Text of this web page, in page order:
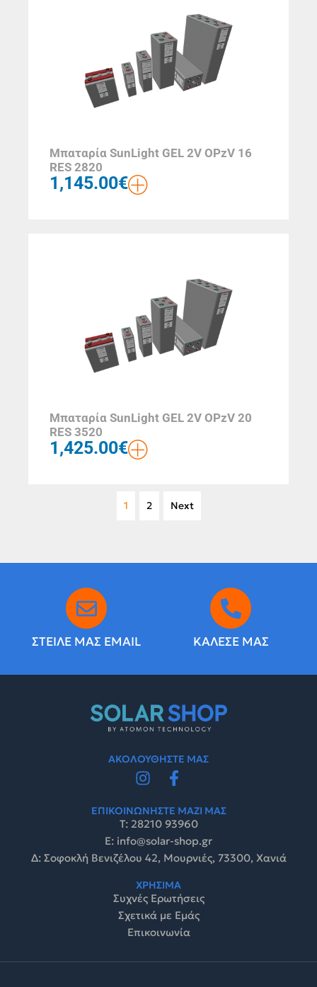
Μπαταρία SunLight GEL 2V OPzV 16
RES 2820
1,145.00€
Μπαταρία SunLight GEL 2V OPzV 20
RES 3520
1,425.00€
1 2 Next
ΣΤΕΙΛΕ ΜΑΣ EMAIL ΚΑΛΕΣΕ ΜΑΣ
ΑΚΟΛΟΥΘΗΣΤΕ ΜΑΣ
ΕΠΙΚΟΙΝΩΝΗΣΤΕ ΜΑΖΙ ΜΑΣ
Τ: 28210 93960
E: info@solar-shop.gr
Δ: Σοφοκλή Βενιζέλου 42, Μουρνιές, 73300, Χανιά
ΧΡΗΣΙΜΑ
Συχνές Ερωτήσεις
Σχετικά με Εμάς
Επικοινωνία